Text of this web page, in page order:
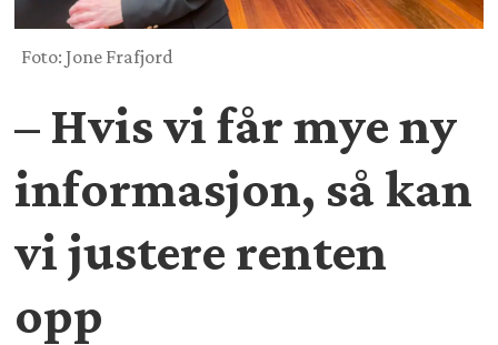
Foto: Jone Frafjord
– Hvis vi får mye ny
informasjon, så kan
vi justere renten
opp